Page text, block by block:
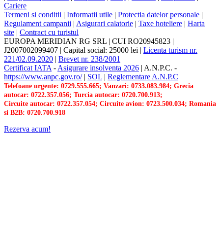
Cariere
Termeni si conditii | Informatii utile | Protectia datelor personale |
Regulament campanii | Asigurari calatorie | Taxe hoteliere | Harta
site | Contract cu turistul
EUROPA MERIDIAN RG SRL | CUI RO20945823 |
J2007002099407 | Capital social: 25000 lei | Licenta turism nr.
221/02.09.2020 | Brevet nr. 238/2001
Certificat IATA - Asigurare insolventa 2026 | A.N.P.C. -
https://www.anpc.gov.ro/| SOL | Reglementare A.N.P.C
Telefoane urgente: 0729.555.665; Vanzari: 0733.083.984; Grecia
autocar: 0722.357.056; Turcia autocar: 0720.700.913;
Circuite autocar: 0722.357.054; Circuite avion: 0723.500.034; Romania
si B2B: 0720.700.918
Rezerva acum!